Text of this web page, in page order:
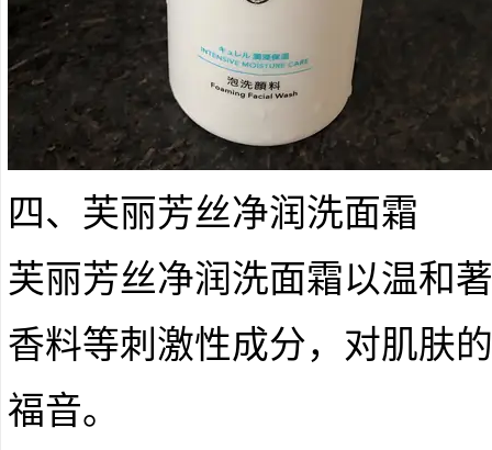
四、芙丽芳丝净润洗面霜
芙丽芳丝净润洗面霜以温和
香料等刺激性成分，对肌肤
福音。